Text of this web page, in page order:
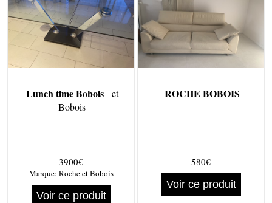
Lunch time Bobois- et
Bobois
3900€
Marque: Roche et Bobois
Voir ce produit
ROCHE BOBOIS
580€
Voir ce produit